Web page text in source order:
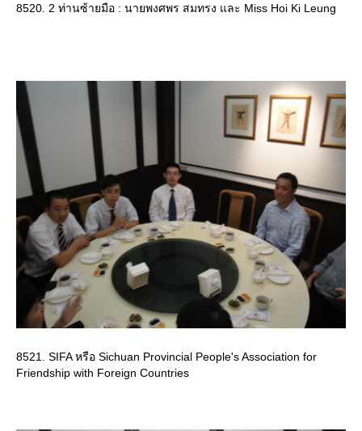
8520. 2 ท่านซ้ายมือ : นายพงศพร สมทรง และ Miss Hoi Ki Leung
8521. SIFA หรือ Sichuan Provincial People's Association for
Friendship with Foreign Countries